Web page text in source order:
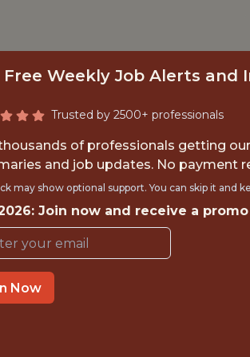
SportAlliance
Free Weekly Job Alerts and
Trusted by 2500+ professionals
of professionals getting
and job updates. No payment
may show optional support. You can skip it and
Join now and receive a
Now